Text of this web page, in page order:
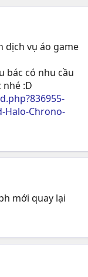
dịch vụ áo game
bác có nhu cầu
nhé :D
Halo-Chrono-
mới quay lại